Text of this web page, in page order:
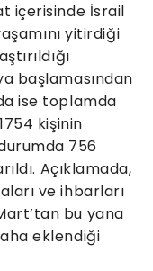
içerisinde İsrail
yitirdiği
başlamasından
ise toplamda
kişinin
756
Açıklamada,
ve ihbarları
bu yana
eklendiği